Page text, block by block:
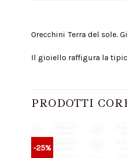
Orecchini Terra del sole.
Il gioiello raffigura la
PRODOTTI
-25%